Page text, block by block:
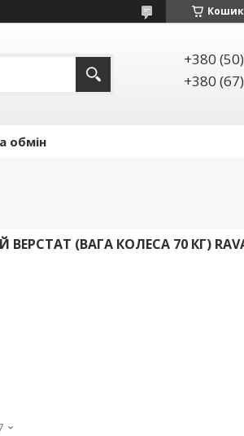
Кошик
+380
+380
обмін
(ВАГА КОЛЕСА 70 КГ)